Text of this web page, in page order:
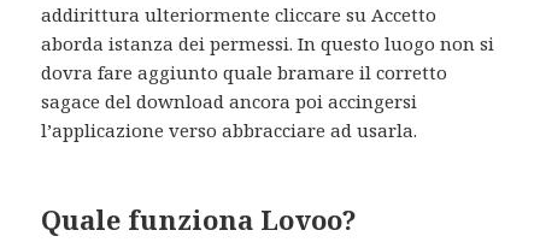
addirittura ulteriormente cliccare su Accetto
aborda istanza dei permessi. In questo luogo non si
dovra fare aggiunto quale bramare il corretto
sagace del download ancora poi accingersi
l’applicazione verso abbracciare ad usarla.
Quale funziona Lovoo?